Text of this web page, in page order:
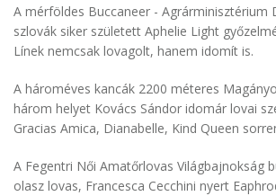
A mérföldes Buccaneer - Agrárminisztérium
szlovák siker született Aphelie Light
Línek nemcsak lovagolt, hanem idomít is.
A hároméves kancák 2200 méteres
három helyet Kovács Sándor idomár lovai
Gracias Amica, Dianabelle, Kind Queen
A Fegentri Női Amatőrlovas Világbajnokság
olasz lovas, Francesca Cecchini nyert